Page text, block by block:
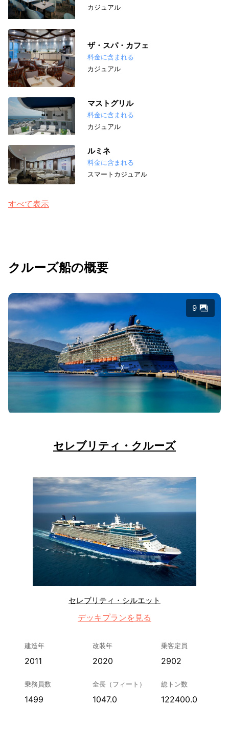
カジュアル
ザ・スパ・カフェ
料金に含まれる
カジュアル
マストグリル
料金に含まれる
カジュアル
ルミネ
料金に含まれる
スマートカジュアル
すべて表示
クルーズ船の概要
9
セレブリティ・クルーズ
セレブリティ・シルエット
デッキプランを見る
建造年
2011
改装年
2020
乗客定員
2902
乗務員数
1499
全長（フィート）
1047.0
総トン数
122400.0